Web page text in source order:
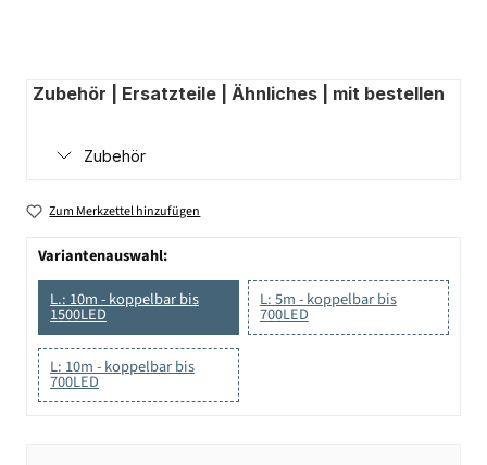
Zubehör | Ersatzteile | Ähnliches | mit bestellen
Zubehör
Zum Merkzettel hinzufügen
Variantenauswahl:
L.: 10m - koppelbar bis
1500LED
L: 5m - koppelbar bis
700LED
L: 10m - koppelbar bis
700LED